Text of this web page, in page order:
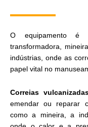
O equipamento é
transformadora,
indústrias, onde as
papel vital no
Correias
emendar ou reparar
como a mineira, a